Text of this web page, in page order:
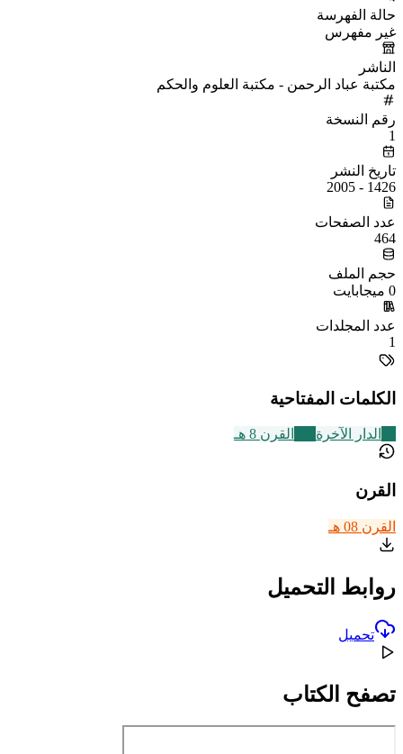
حالة الفهرسة
غير مفهرس
الناشر
مكتبة عباد الرحمن - مكتبة العلوم والحكم
رقم النسخة
1
تاريخ النشر
1426 - 2005
عدد الصفحات
464
حجم الملف
0 ميجابايت
عدد المجلدات
1
الكلمات المفتاحية
الدار الآخرة القرن 8 هـ
القرن
القرن 08 هـ
روابط التحميل
تحميل
تصفح الكتاب